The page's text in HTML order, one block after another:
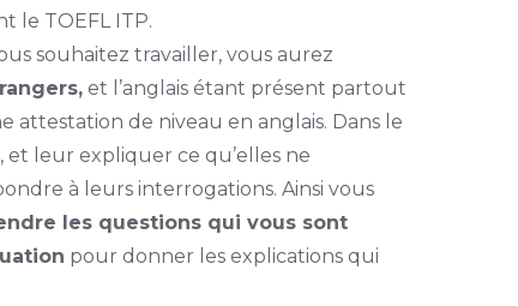
le TOEFL ITP.
souhaitez travailler, vous aurez
et l’anglais étant présent partout
attestation de niveau en anglais. Dans le
leur expliquer ce qu’elles ne
à leurs interrogations. Ainsi vous
les questions qui vous sont
pour donner les explications qui